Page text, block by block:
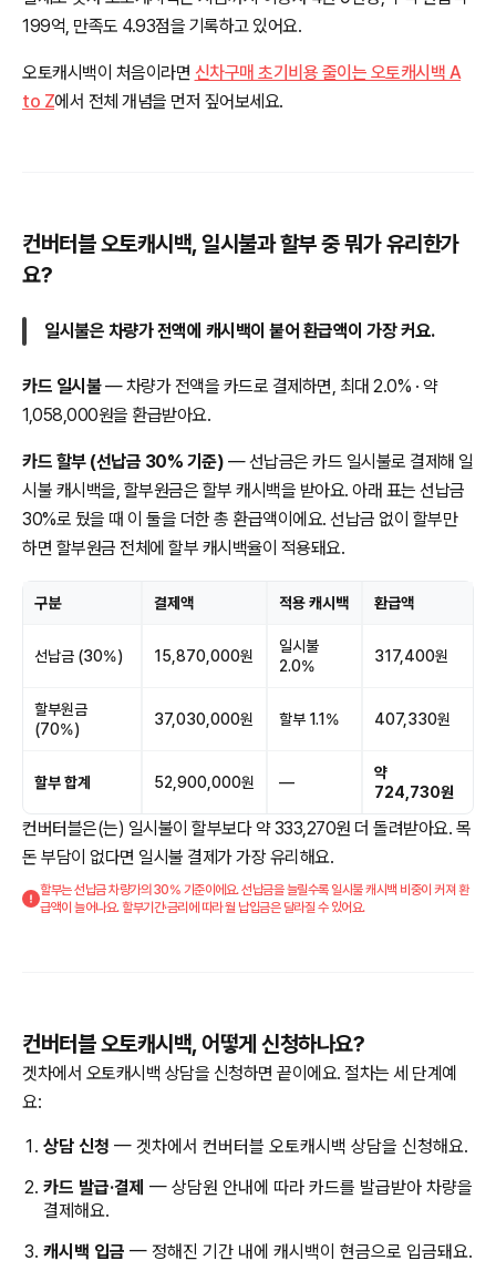
199억, 만족도 4.93점을 기록하고 있어요.
오토캐시백이 처음이라면 신차구매 초기비용 줄이는 오토캐시백 A
to Z에서 전체 개념을 먼저 짚어보세요.
컨버터블 오토캐시백, 일시불과 할부 중 뭐가 유리한가
요?
일시불은 차량가 전액에 캐시백이 붙어 환급액이 가장 커요.
카드 일시불— 차량가 전액을 카드로 결제하면, 최대 2.0% · 약
1,058,000원을 환급받아요.
카드 할부 (선납금 30% 기준) — 선납금은 카드 일시불로 결제해 일
시불 캐시백을, 할부원금은 할부 캐시백을 받아요. 아래 표는 선납금
30%로 뒀을 때 이 둘을 더한 총 환급액이에요. 선납금 없이 할부만
하면 할부원금 전체에 할부 캐시백율이 적용돼요.
구분 결제액 적용 캐시백 환급액
선납금 (30%) 15,870,000원
일시불
2.0%
317,400원
할부원금
(70%)
37,030,000원 할부 1.1% 407,330원
할부 합계 52,900,000원 —
약
724,730원
컨버터블은(는) 일시불이 할부보다 약 333,270원 더 돌려받아요. 목
돈 부담이 없다면 일시불 결제가 가장 유리해요.
할부는 선납금 차량가의 30% 기준이에요. 선납금을 늘릴수록 일시불 캐시백 비중이 커져 환
급액이 늘어나요. 할부기간·금리에 따라 월 납입금은 달라질 수 있어요.
컨버터블 오토캐시백, 어떻게 신청하나요?
겟차에서 오토캐시백 상담을 신청하면 끝이에요. 절차는 세 단계예
요:
상담 신청 — 겟차에서 컨버터블 오토캐시백 상담을 신청해요.
카드 발급·결제 — 상담원 안내에 따라 카드를 발급받아 차량을
결제해요.
캐시백 입금 — 정해진 기간 내에 캐시백이 현금으로 입금돼요.